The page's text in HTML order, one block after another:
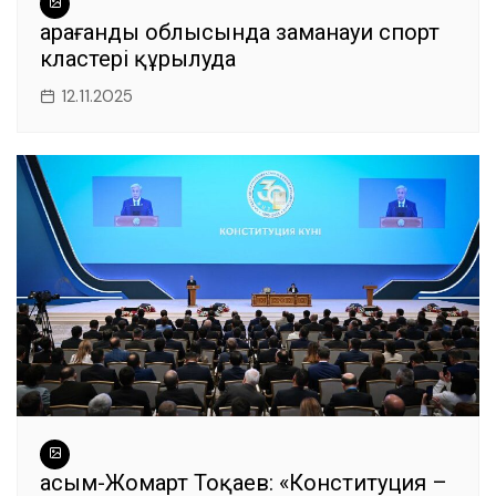
Қарағанды облысында заманауи спорт
кластері құрылуда
12.11.2025
Қасым-Жомарт Тоқаев: «Конституция –